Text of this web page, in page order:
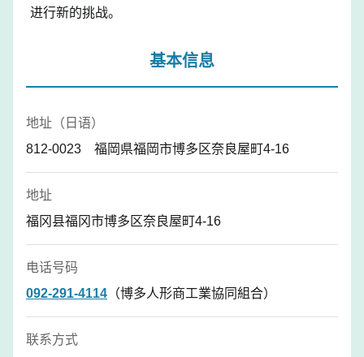
进行新的挑战。
基本信息
地址（日语）
812-0023 福岡県福岡市博多区奈良屋町4-16
地址
福冈县福冈市博多区奈良屋町4-16
电话号码
092-291-4114 （博多人形商工業協同組合）
联系方式